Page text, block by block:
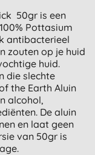
50gr is een
Pottasium
antibacterieel
zouten op je huid
huid.
die slechte
the Earth Aluin
alcohol,
De aluin
en laat geen
van 50gr is